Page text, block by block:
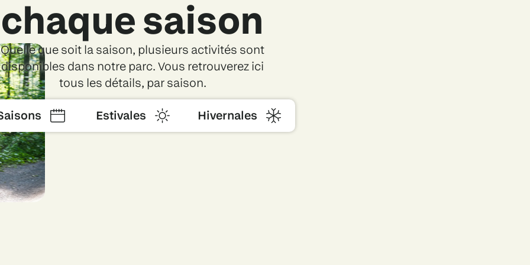
chaque saison
Quelle que soit la saison, plusieurs activités sont
disponibles dans notre parc. Vous retrouverez ici
tous les détails, par saison.
Estivales Hivernales